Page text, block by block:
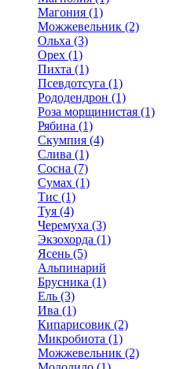
Магония (1)
Можжевельник (2)
Ольха (3)
Орех (1)
Пихта (1)
Псевдотсуга (1)
Рододендрон (1)
Роза морщинистая (1)
Рябина (1)
Скумпия (4)
Слива (1)
Сосна (7)
Сумах (1)
Тис (1)
Туя (4)
Черемуха (3)
Экзохорда (1)
Ясень (5)
Альпинарий
Брусника (1)
Ель (3)
Ива (1)
Кипарисовик (2)
Микробиота (1)
Можжевельник (2)